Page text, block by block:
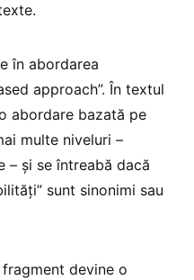
în abordarea
approach”. În textul
abordare bazată pe
multe niveluri –
– și se întreabă dacă
sunt sinonimi sau
devine o